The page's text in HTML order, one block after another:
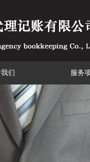
们 服务